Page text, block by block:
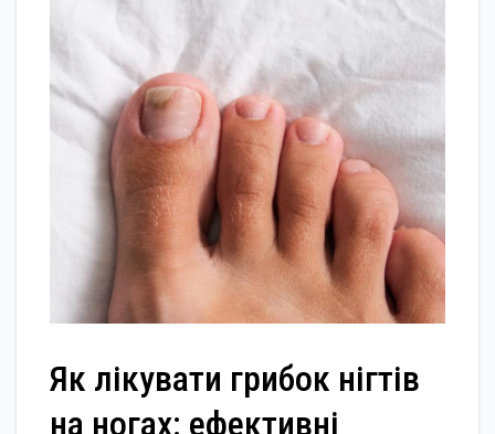
Як лікувати грибок нігтів
на ногах: ефективні